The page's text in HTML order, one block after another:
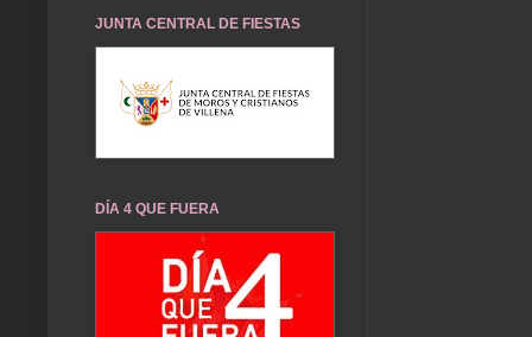
JUNTA CENTRAL DE FIESTAS
DÍA 4 QUE FUERA